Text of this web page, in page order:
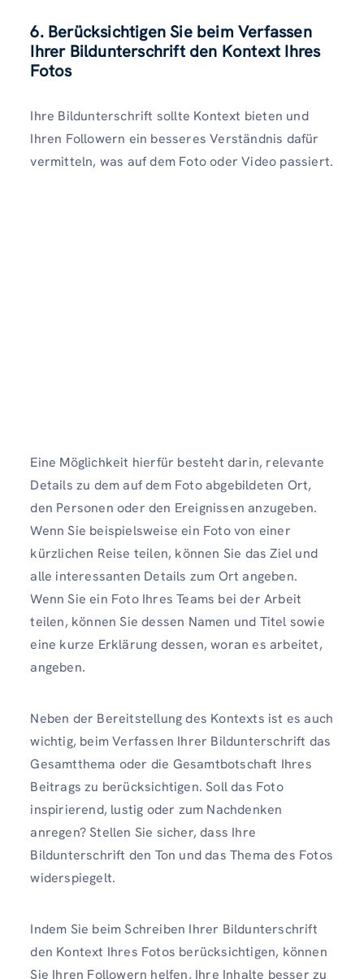
6. Berücksichtigen Sie beim Verfassen
Ihrer Bildunterschrift den Kontext Ihres
Fotos
Ihre Bildunterschrift sollte Kontext bieten und
Ihren Followern ein besseres Verständnis dafür
vermitteln, was auf dem Foto oder Video passiert.
Eine Möglichkeit hierfür besteht darin, relevante
Details zu dem auf dem Foto abgebildeten Ort,
den Personen oder den Ereignissen anzugeben.
Wenn Sie beispielsweise ein Foto von einer
kürzlichen Reise teilen, können Sie das Ziel und
alle interessanten Details zum Ort angeben.
Wenn Sie ein Foto Ihres Teams bei der Arbeit
teilen, können Sie dessen Namen und Titel sowie
eine kurze Erklärung dessen, woran es arbeitet,
angeben.
Neben der Bereitstellung des Kontexts ist es auch
wichtig, beim Verfassen Ihrer Bildunterschrift das
Gesamtthema oder die Gesamtbotschaft Ihres
Beitrags zu berücksichtigen. Soll das Foto
inspirierend, lustig oder zum Nachdenken
anregen? Stellen Sie sicher, dass Ihre
Bildunterschrift den Ton und das Thema des Fotos
widerspiegelt.
Indem Sie beim Schreiben Ihrer Bildunterschrift
den Kontext Ihres Fotos berücksichtigen, können
Sie Ihren Followern helfen, Ihre Inhalte besser zu